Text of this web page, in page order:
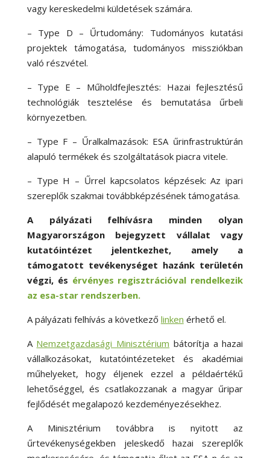
vagy kereskedelmi küldetések számára.
– Type D – Űrtudomány: Tudományos kutatási
projektek támogatása, tudományos missziókban
való részvétel.
– Type E – Műholdfejlesztés: Hazai fejlesztésű
technológiák tesztelése és bemutatása űrbeli
környezetben.
– Type F – Űralkalmazások: ESA űrinfrastruktúrán
alapuló termékek és szolgáltatások piacra vitele.
– Type H – Űrrel kapcsolatos képzések: Az ipari
szereplők szakmai továbbképzésének támogatása.
A pályázati felhívásra minden olyan
Magyarországon bejegyzett vállalat vagy
kutatóintézet jelentkezhet, amely a
támogatott tevékenységet hazánk területén
végzi, és érvényes regisztrációval rendelkezik
az esa-star rendszerben.
A pályázati felhívás a következő linken érhető el.
A Nemzetgazdasági Minisztérium bátorítja a hazai
vállalkozásokat, kutatóintézeteket és akadémiai
műhelyeket, hogy éljenek ezzel a példaértékű
lehetőséggel, és csatlakozzanak a magyar űripar
fejlődését megalapozó kezdeményezésekhez.
A Minisztérium továbbra is nyitott az
űrtevékenységekben jeleskedő hazai szereplők